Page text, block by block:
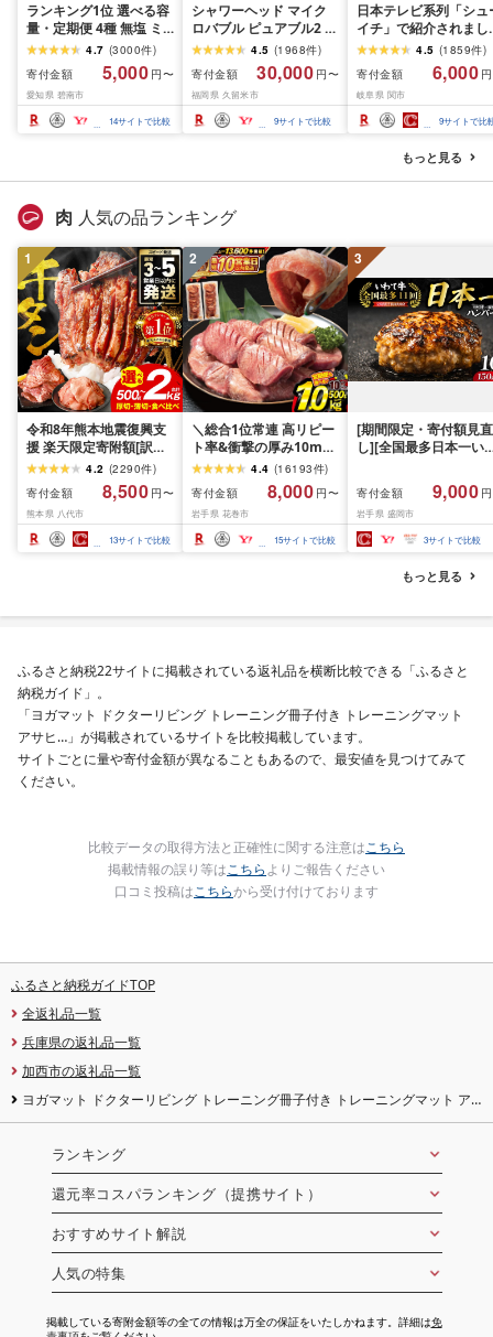
ランキング1位 選べる容
量・定期便 4種 無塩 ミ
ックスナッツ 500g 〜
4kg 素焼きアーモンド
カシューナッツ マカダ
ミアナッツ くるみ 生ナ
ッツ 直火焙煎 素焼き 塩
油 不使用 おやつ ジップ
4.7 (3000件)
寄付金額
5,000 円〜
愛知県 碧南市
14サイトで比較
シャワーヘッド マイク
ロバブル ピュアブル2 節
水 約40% 日本製 カート
リッジ不要 美肌 保湿 温
浴 選べるカラー 最強翌
日配送 洗浄 軽量 コンパ
クト 日用品 バス用品 お
風呂 お取り寄せ 福岡県
4.5 (1968件)
寄付金額
30,000 円〜
福岡県 久留米市
9サイトで比較
日本テレビ系列「シュ
イチ」で紹介されまし
(R7.09.13放送)[刀匠 関
孫六の伝統から生まれ
ツメキリ][選べる本数
本〜5本セット] 貝印 関
孫六 爪切り type102
テンレス 高級つめきり
ストッパーケース U字
取り外し可能 2WAY や
すり ギフト
4.5 (1859件)
寄付金額
6,000
岐阜県 関市
9サイトで比
もっと見る
肉 人気の品ランキング
1
令和8年熊本地震復興支
援 楽天限定寄附額[訳あ
り]牛タン 500g〜2kg 肉
牛肉 訳あり 牛タン 冷凍
小分け 厚切り 薄切り 食
べ比べ 500g 1kg 1.5kg
2kg 牛 人気 ビーフ 牛た
ん ふるさと納税 ランキ
4.2 (2290件)
寄付金額
8,500 円〜
熊本県 八代市
13サイトで比較
2
＼総合1位常連 高リピー
ト率&衝撃の厚み10mm
厚切り牛タン 塩味/ ≪ス
ピード発送!!10営業日以
内発送≫ 選べる内容量
500g / 1kg 定期便 毎月
届く 牛肉 肉 BBQ ふるさ
と 人気 ランキング 岩手
4.4 (16193件)
寄付金額
8,000 円〜
岩手県 花巻市
15サイトで比較
3
[期間限定・寄付額見直
し][全国最多日本一い
1.5kg(150g×10個) い
て牛 × 岩中豚 ハンバー
グ 合挽き 合い挽き 黒
和牛 人気 冷凍 個包装
分け 冷凍 牛肉 豚肉 和
ビーフ ポーク はんば
ぐ 挽肉 お肉 ミンチ 肉
キング 1位 1万円以下
寄付金額 9,000
岩手県 盛岡市
3サイトで比較
もっと見る
ふるさと納税22サイトに掲載されている返礼品を横断比較できる「ふるさと
納税ガイド」。
「ヨガマット ドクターリビング トレーニング冊子付き トレーニングマット
アサヒ…」が掲載されているサイトを比較掲載しています。
サイトごとに量や寄付金額が異なることもあるので、最安値を見つけてみて
ください。
比較データの取得方法と正確性に関する注意はこちら
掲載情報の誤り等はこちらよりご報告ください
口コミ投稿はこちらから受け付けております
ふるさと納税ガイドTOP
全返礼品一覧
兵庫県の返礼品一覧
加西市の返礼品一覧
ヨガマット ドクターリビング トレーニング冊子付き トレーニングマット ア
ランキング
還元率コスパランキング（提携サイト）
おすすめサイト解説
人気の特集
掲載している寄附金額等の全ての情報は万全の保証をいたしかねます。詳細は免